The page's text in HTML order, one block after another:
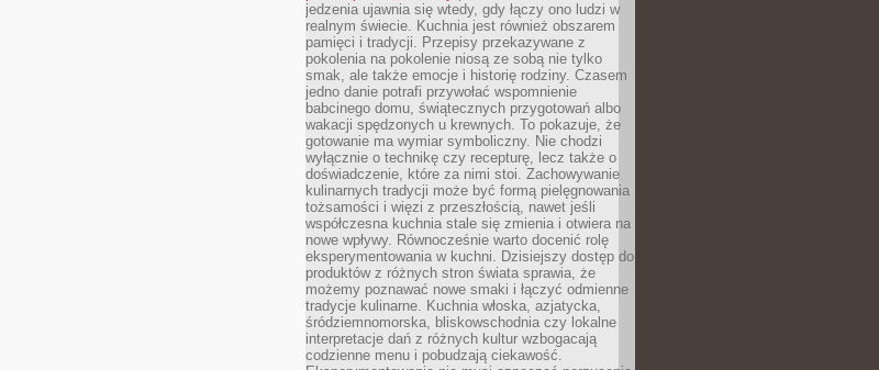
jedzenia ujawnia się wtedy, gdy łączy ono ludzi w
realnym świecie. Kuchnia jest również obszarem
pamięci i tradycji. Przepisy przekazywane z
pokolenia na pokolenie niosą ze sobą nie tylko
smak, ale także emocje i historię rodziny. Czasem
jedno danie potrafi przywołać wspomnienie
babcinego domu, świątecznych przygotowań albo
wakacji spędzonych u krewnych. To pokazuje, że
gotowanie ma wymiar symboliczny. Nie chodzi
wyłącznie o technikę czy recepturę, lecz także o
doświadczenie, które za nimi stoi. Zachowywanie
kulinarnych tradycji może być formą pielęgnowania
tożsamości i więzi z przeszłością, nawet jeśli
współczesna kuchnia stale się zmienia i otwiera na
nowe wpływy. Równocześnie warto docenić rolę
eksperymentowania w kuchni. Dzisiejszy dostęp do
produktów z różnych stron świata sprawia, że
możemy poznawać nowe smaki i łączyć odmienne
tradycje kulinarne. Kuchnia włoska, azjatycka,
śródziemnomorska, bliskowschodnia czy lokalne
interpretacje dań z różnych kultur wzbogacają
codzienne menu i pobudzają ciekawość.